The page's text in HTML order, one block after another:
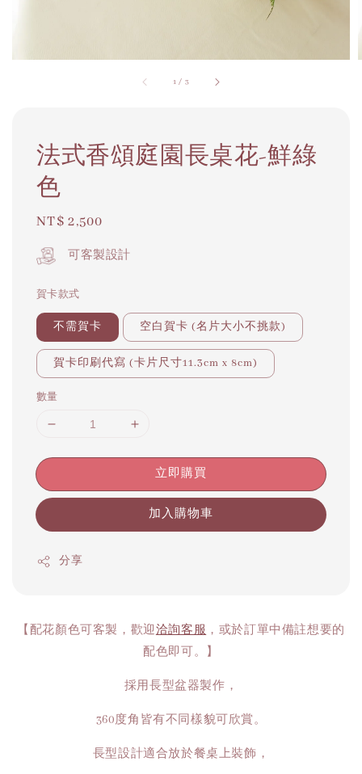
1 / 3
法式香頌庭園長桌花-鮮綠
色
Regular
price
NT$ 2,500
可客製設計
賀卡款式
不需賀卡 空白賀卡 (名片大小不挑款)
賀卡印刷代寫 (卡片尺寸11.3cm x 8cm)
數量
立即購買
加入購物車
分享
【配花顏色可客製，歡迎洽詢客服 ，或於訂單中備註想要的
配色即可。】
採用長型盆器製作，
360度角皆有不同樣貌可欣賞。
長型設計適合放於餐桌上裝飾，